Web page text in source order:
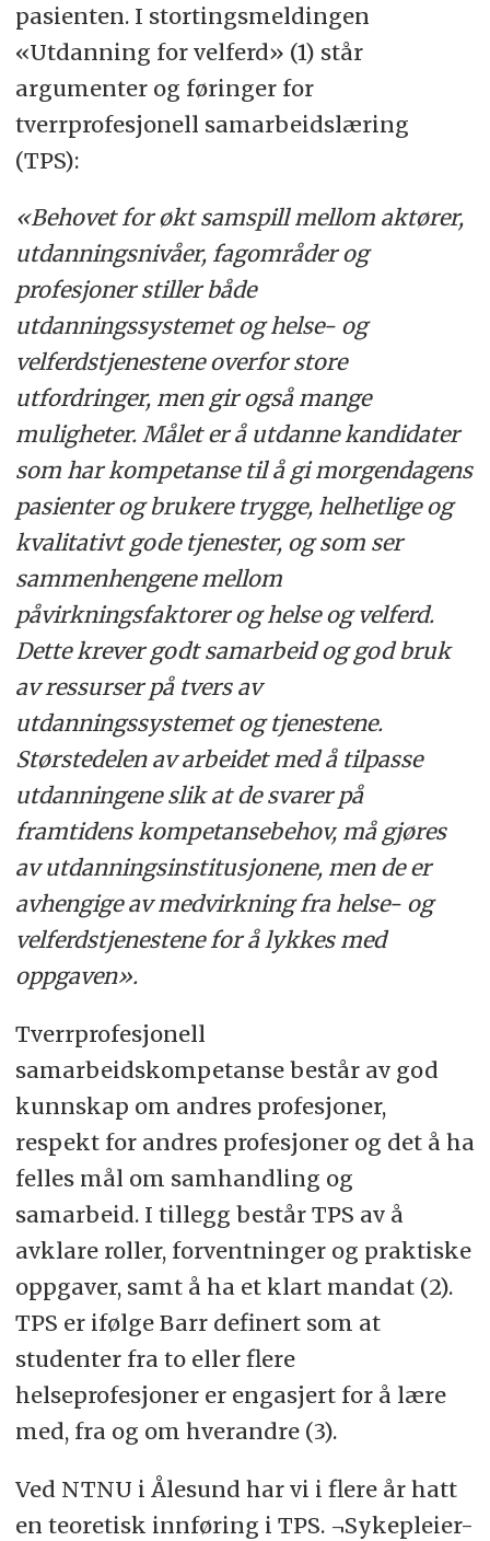
pasienten. I stortingsmeldingen
«Utdanning for velferd» (1) står
argumenter og føringer for
tverrprofesjonell samarbeidslæring
(TPS):
«Behovet for økt samspill mellom aktører,
utdanningsnivåer, fagområder og
profesjoner stiller både
utdanningssystemet og helse- og
velferdstjenestene overfor store
utfordringer, men gir også mange
muligheter. Målet er å utdanne kandidater
som har kompetanse til å gi morgendagens
pasienter og brukere trygge, helhetlige og
kvalitativt gode tjenester, og som ser
sammenhengene mellom
påvirkningsfaktorer og helse og velferd.
Dette krever godt samarbeid og god bruk
av ressurser på tvers av
utdanningssystemet og tjenestene.
Størstedelen av arbeidet med å tilpasse
utdanningene slik at de svarer på
framtidens kompetansebehov, må gjøres
av utdanningsinstitusjonene, men de er
avhengige av medvirkning fra helse- og
velferdstjenestene for å lykkes med
oppgaven».
Tverrprofesjonell
samarbeidskompetanse består av god
kunnskap om andres profesjoner,
respekt for andres profesjoner og det å ha
felles mål om samhandling og
samarbeid. I tillegg består TPS av å
avklare roller, forventninger og praktiske
oppgaver, samt å ha et klart mandat (2).
TPS er ifølge Barr definert som at
studenter fra to eller flere
helseprofesjoner er engasjert for å lære
med, fra og om hverandre (3).
Ved NTNU i Ålesund har vi i flere år hatt
en teoretisk innføring i TPS. ¬Sykepleier-